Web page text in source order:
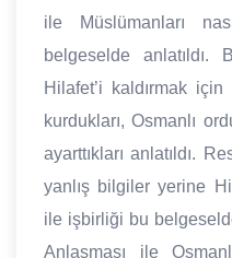
ile Müslümanları
belgeselde
Hilafet’i kaldırmak
kurdukları, Osmanlı
ayarttıkları anlatıldı.
yanlış bilgiler yerine
ile işbirliği bu
Anlaşması ile